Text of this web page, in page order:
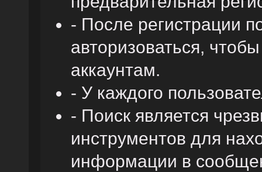
- После регистрации
авторизоваться,
аккаунтам.
- У каждого
- Поиск является
инструментов для
информации в